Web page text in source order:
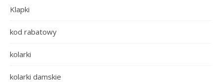
Klapki
kod rabatowy
kolarki
kolarki damskie